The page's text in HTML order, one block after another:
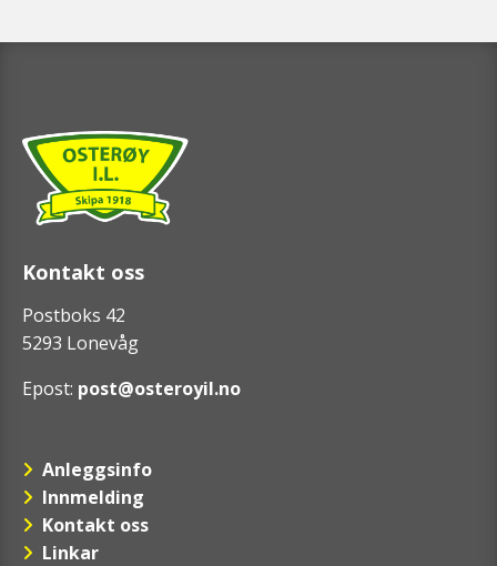
Kontakt oss
Postboks 42
5293 Lonevåg
Epost: post@osteroyil.no
Anleggsinfo
Innmelding
Kontakt oss
Linkar